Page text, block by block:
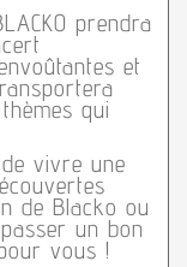
prendra
et
qui
vivre une
de Blacko ou
un bon
vous !